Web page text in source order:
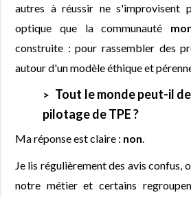
autres à réussir ne s'improvisent
optique que la communauté
construite : pour rassembler des
autour d'un modèle éthique et
Tout le monde peut-il
pilotage de TPE ?
Ma réponse est claire : non
Je lis régulièrement des avis confus,
notre métier et certains